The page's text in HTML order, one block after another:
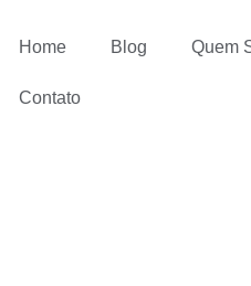
Home Blog Quem
Contato